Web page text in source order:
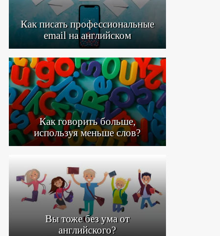
Как писать профессиональные
email на английском
Как говорить больше,
используя меньше слов?
Вы тоже без ума от
английского?